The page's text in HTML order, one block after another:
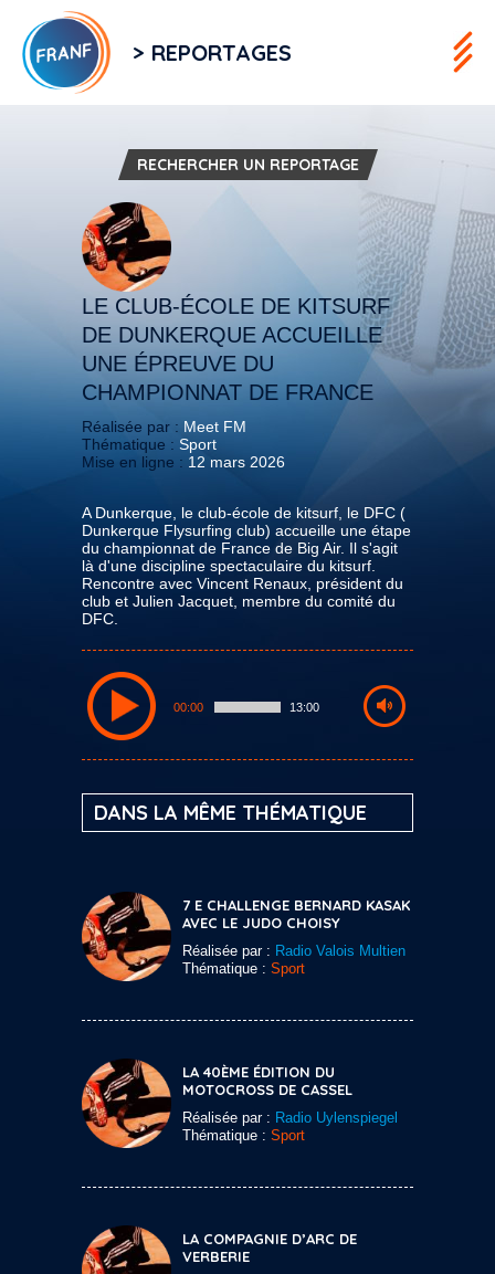
> REPORTAGES
RECHERCHER UN REPORTAGE
LE CLUB-ÉCOLE DE KITSURF
DE DUNKERQUE ACCUEILLE
UNE ÉPREUVE DU
CHAMPIONNAT DE FRANCE
Réalisée par : Meet FM
Thématique : Sport
Mise en ligne : 12 mars 2026
A Dunkerque, le club-école de kitsurf, le DFC (
Dunkerque Flysurfing club) accueille une étape
du championnat de France de Big Air. Il s'agit
là d'une discipline spectaculaire du kitsurf.
Rencontre avec Vincent Renaux, président du
club et Julien Jacquet, membre du comité du
DFC.
00:00 13:00
DANS LA MÊME THÉMATIQUE
7 E CHALLENGE BERNARD KASAK
AVEC LE JUDO CHOISY
Réalisée par : Radio Valois Multien
Thématique : Sport
LA 40ÈME ÉDITION DU
MOTOCROSS DE CASSEL
Réalisée par : Radio Uylenspiegel
Thématique : Sport
LA COMPAGNIE D’ARC DE
VERBERIE